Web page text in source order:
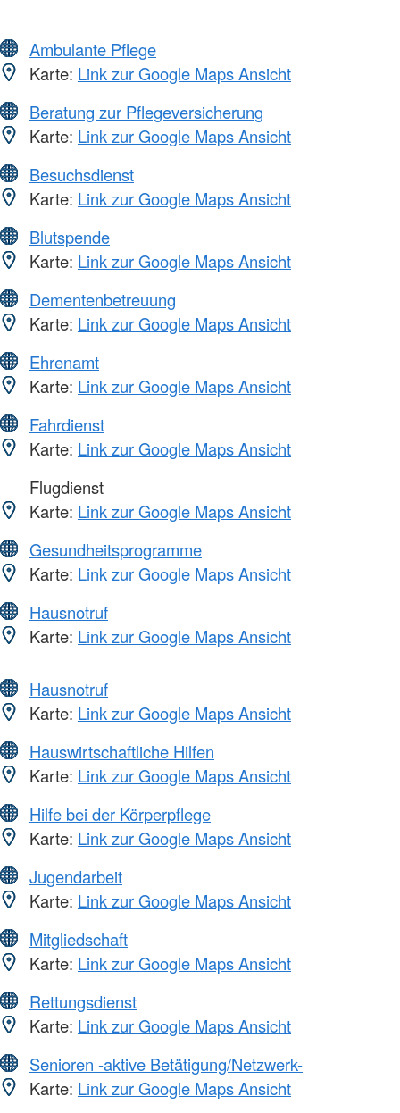
Ambulante Pflege
Karte: Link zur Google Maps Ansicht
Beratung zur Pflegeversicherung
Karte: Link zur Google Maps Ansicht
Besuchsdienst
Karte: Link zur Google Maps Ansicht
Blutspende
Karte: Link zur Google Maps Ansicht
Dementenbetreuung
Karte: Link zur Google Maps Ansicht
Ehrenamt
Karte: Link zur Google Maps Ansicht
Fahrdienst
Karte: Link zur Google Maps Ansicht
Flugdienst
Karte: Link zur Google Maps Ansicht
Gesundheitsprogramme
Karte: Link zur Google Maps Ansicht
Hausnotruf
Karte: Link zur Google Maps Ansicht
Hausnotruf
Karte: Link zur Google Maps Ansicht
Hauswirtschaftliche Hilfen
Karte: Link zur Google Maps Ansicht
Hilfe bei der Körperpflege
Karte: Link zur Google Maps Ansicht
Jugendarbeit
Karte: Link zur Google Maps Ansicht
Mitgliedschaft
Karte: Link zur Google Maps Ansicht
Rettungsdienst
Karte: Link zur Google Maps Ansicht
Senioren -aktive Betätigung/Netzwerk-
Karte: Link zur Google Maps Ansicht